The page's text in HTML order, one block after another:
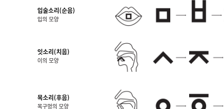
입술소리(순음)
입의 모양
잇소리(치음)
이의 모양
목소리(후음)
목구멍의 모양